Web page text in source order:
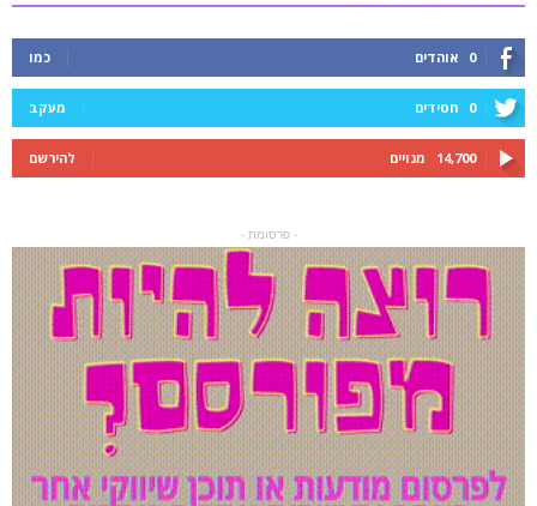
0 אוהדים כמו
0 חסידים מעקב
14,700 מנויים להירשם
- פרסומת -